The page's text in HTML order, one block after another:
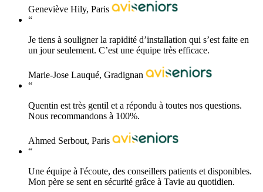
Geneviève Hily, Paris
“
Je tiens à souligner la rapidité d’installation qui s’est faite en
un jour seulement. C’est une équipe très efficace.
Marie-Jose Lauqué, Gradignan
“
Quentin est très gentil et a répondu à toutes nos questions.
Nous recommandons à 100%.
Ahmed Serbout, Paris
“
Une équipe à l'écoute, des conseillers patients et disponibles.
Mon père se sent en sécurité grâce à Tavie au quotidien.